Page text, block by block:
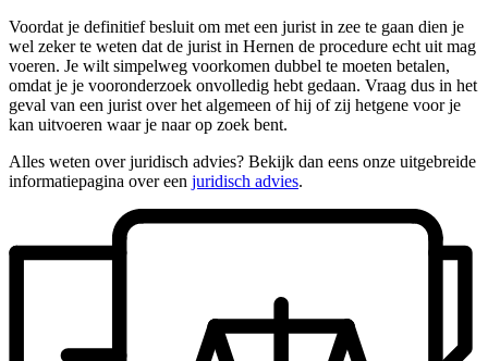
Voordat je definitief besluit om met een jurist in zee te gaan dien je
wel zeker te weten dat de jurist in Hernen de procedure echt uit mag
voeren. Je wilt simpelweg voorkomen dubbel te moeten betalen,
omdat je je vooronderzoek onvolledig hebt gedaan. Vraag dus in het
geval van een jurist over het algemeen of hij of zij hetgene voor je
kan uitvoeren waar je naar op zoek bent.
Alles weten over juridisch advies? Bekijk dan eens onze uitgebreide
informatiepagina over een juridisch advies.